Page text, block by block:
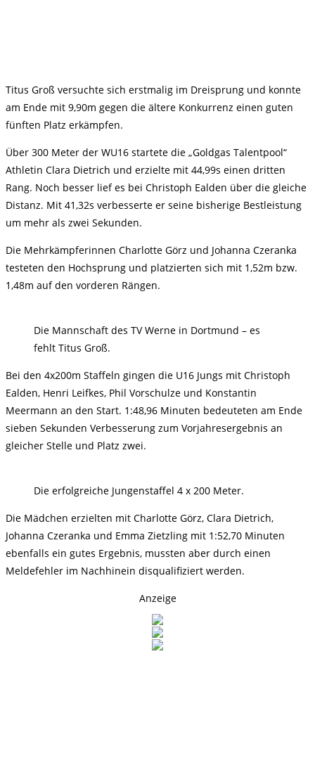
Titus Groß versuchte sich erstmalig im Dreisprung und konnte
am Ende mit 9,90m gegen die ältere Konkurrenz einen guten
fünften Platz erkämpfen.
Über 300 Meter der WU16 startete die „Goldgas Talentpool“
Athletin Clara Dietrich und erzielte mit 44,99s einen dritten
Rang. Noch besser lief es bei Christoph Ealden über die gleiche
Distanz. Mit 41,32s verbesserte er seine bisherige Bestleistung
um mehr als zwei Sekunden.
Die Mehrkämpferinnen Charlotte Görz und Johanna Czeranka
testeten den Hochsprung und platzierten sich mit 1,52m bzw.
1,48m auf den vorderen Rängen.
Die Mannschaft des TV Werne in Dortmund – es
fehlt Titus Groß.
Bei den 4x200m Staffeln gingen die U16 Jungs mit Christoph
Ealden, Henri Leifkes, Phil Vorschulze und Konstantin
Meermann an den Start. 1:48,96 Minuten bedeuteten am Ende
sieben Sekunden Verbesserung zum Vorjahresergebnis an
gleicher Stelle und Platz zwei.
Die erfolgreiche Jungenstaffel 4 x 200 Meter.
Die Mädchen erzielten mit Charlotte Görz, Clara Dietrich,
Johanna Czeranka und Emma Zietzling mit 1:52,70 Minuten
ebenfalls ein gutes Ergebnis, mussten aber durch einen
Meldefehler im Nachhinein disqualifiziert werden.
Anzeige